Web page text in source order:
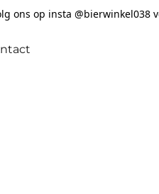
ons op insta @bierwinkel038